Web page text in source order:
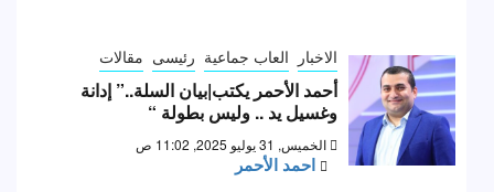
الاخبار العاب جماعية رئيسى مقالات
أحمد الأحمر يكتب|بيان السلة..” إدانة
وغسيل يد .. وليس بطولة “
الخميس, 31 يوليو 2025, 11:02 ص
احمد الأحمر